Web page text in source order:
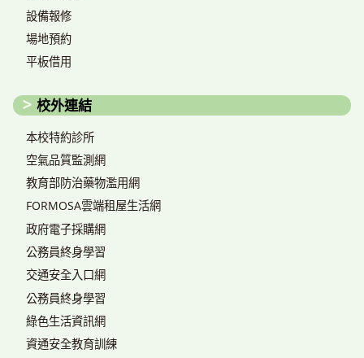
設備報修
場地預約
平板借用
校外連結
本校特約診所
空氣品質監測網
教育部防治藥物濫用網
FORMOSA雲端租屋生活網
政府電子採購網
公務員終身學習
交通安全入口網
公務員終身學習
綠色生活資訊網
資通安全教育訓練